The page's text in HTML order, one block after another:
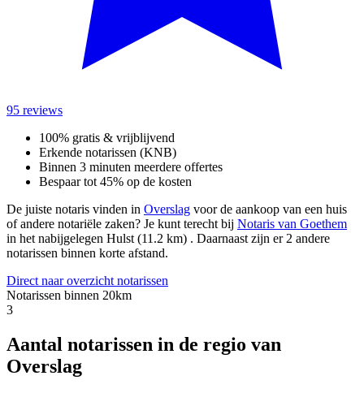
95 reviews
100% gratis & vrijblijvend
Erkende notarissen (KNB)
Binnen 3 minuten meerdere offertes
Bespaar tot 45% op de kosten
De juiste notaris vinden in Overslag voor de aankoop van een huis
of andere notariële zaken? Je kunt terecht bij Notaris van Goethem
in het nabijgelegen Hulst (11.2 km) . Daarnaast zijn er 2 andere
notarissen binnen korte afstand.
Direct naar overzicht notarissen
Notarissen binnen 20km
3
Aantal notarissen in de regio van
Overslag